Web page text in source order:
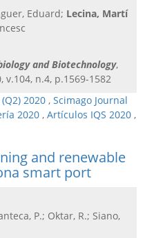
Eduard; Lecina, Martí
and Biotechnology,
v.104, n.4, p.1569-1582
2020 , Scimago Journal
2020 , Artículos IQS 2020 ,
and renewable
smart port
P.; Oktar, R.; Siano,